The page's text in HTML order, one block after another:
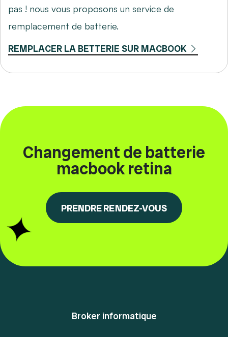
pas ! nous vous proposons un service de
remplacement de batterie.
REMPLACER LA BETTERIE SUR MACBOOK
Changement de batterie
macbook retina
PRENDRE RENDEZ-VOUS
Broker informatique